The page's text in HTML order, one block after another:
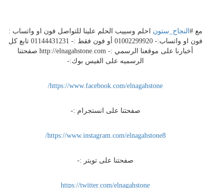
مع #النجاح_ستون احلم وسييب الحلم علينا للتواصل فون او واتساب :
فون او واتساب:- 01002299920 أو فون فقط :- 01144431231 تابع كل
أخبارنا على موقعنا الرسمي :- http://elnagahstone.com صفحتنا
الرسميه على الفيس بوك:-
https://www.facebook.com/elnagahstone/
صفحتنا على انستجرام :-
https://www.instagram.com/elnagahstone8/
صفحتنا على تويتر :-
https://twitter.com/elnagahstone